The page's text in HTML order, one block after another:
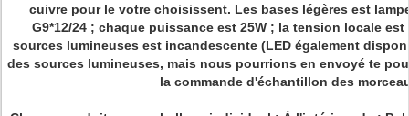
cuivre pour le votre choisissent. Les bases légères est
G9*12/24 ; chaque puissance est 25W ; la tension locale est
sources lumineuses est incandescente (LED également
des sources lumineuses, mais nous pourrions en envoyé te
la commande d'échantillon des